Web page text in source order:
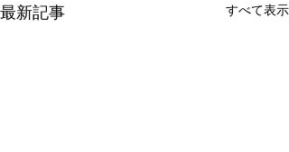
最新記事 すべて表示